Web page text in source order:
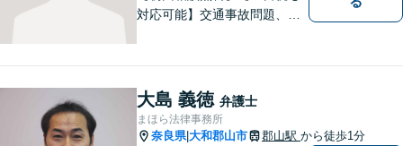
対応可能】交通事故問題、遺
提供しています。
大島 義徳 弁護士
まほら法律事務所
奈良県|大和郡山市 郡山駅 から徒歩1分